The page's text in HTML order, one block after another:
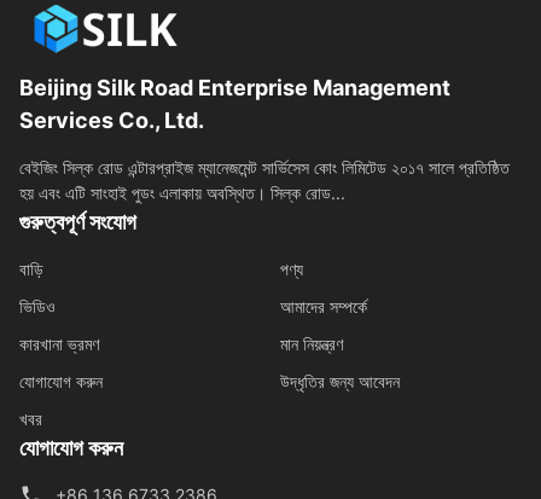
Beijing Silk Road Enterprise Management
Services Co., Ltd.
বেইজিং সিল্ক রোড এন্টারপ্রাইজ ম্যানেজমেন্ট সার্ভিসেস কোং লিমিটেড ২০১৭ সালে প্রতিষ্ঠিত
হয় এবং এটি সাংহাই পুডং এলাকায় অবস্থিত। সিল্ক রোড...
গুরুত্বপূর্ণ সংযোগ
বাড়ি
পণ্য
ভিডিও
আমাদের সম্পর্কে
কারখানা ভ্রমণ
মান নিয়ন্ত্রণ
যোগাযোগ করুন
উদ্ধৃতির জন্য আবেদন
খবর
যোগাযোগ করুন